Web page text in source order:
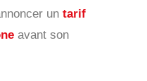
un tarif
avant son